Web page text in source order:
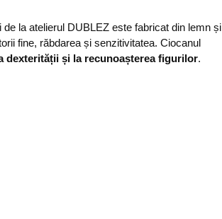
la atelierul DUBLEZ este fabricat din lemn și
fine, răbdarea și senzitivitatea. Ciocanul
dexterității și la recunoașterea figurilor.